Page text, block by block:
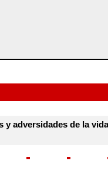
adversidades de la